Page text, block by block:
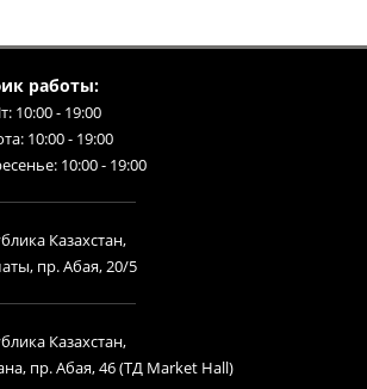
Казахстан,
пр. Абая, 20/5
Казахстан,
пр. Абая, 46 (ТД Market Hall)
133 44 00
Store - кофемашины для дома от